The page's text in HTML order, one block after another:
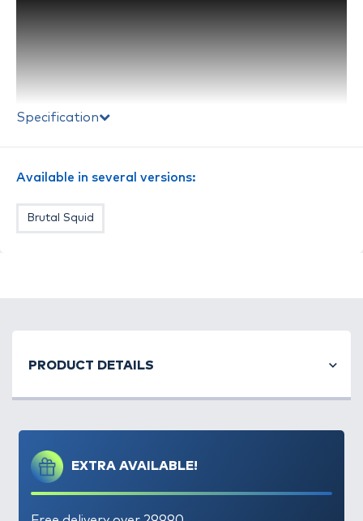
pelletes, bojlis harcsahorgászatMagyarországon
még kevésbé elterjedt, holott például
Specification
Available in several versions:
Brutal Squid
EXTRA AVAILABLE!
PRODUCT DETAILS